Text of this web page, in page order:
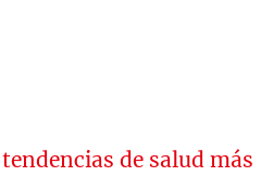
de salud más